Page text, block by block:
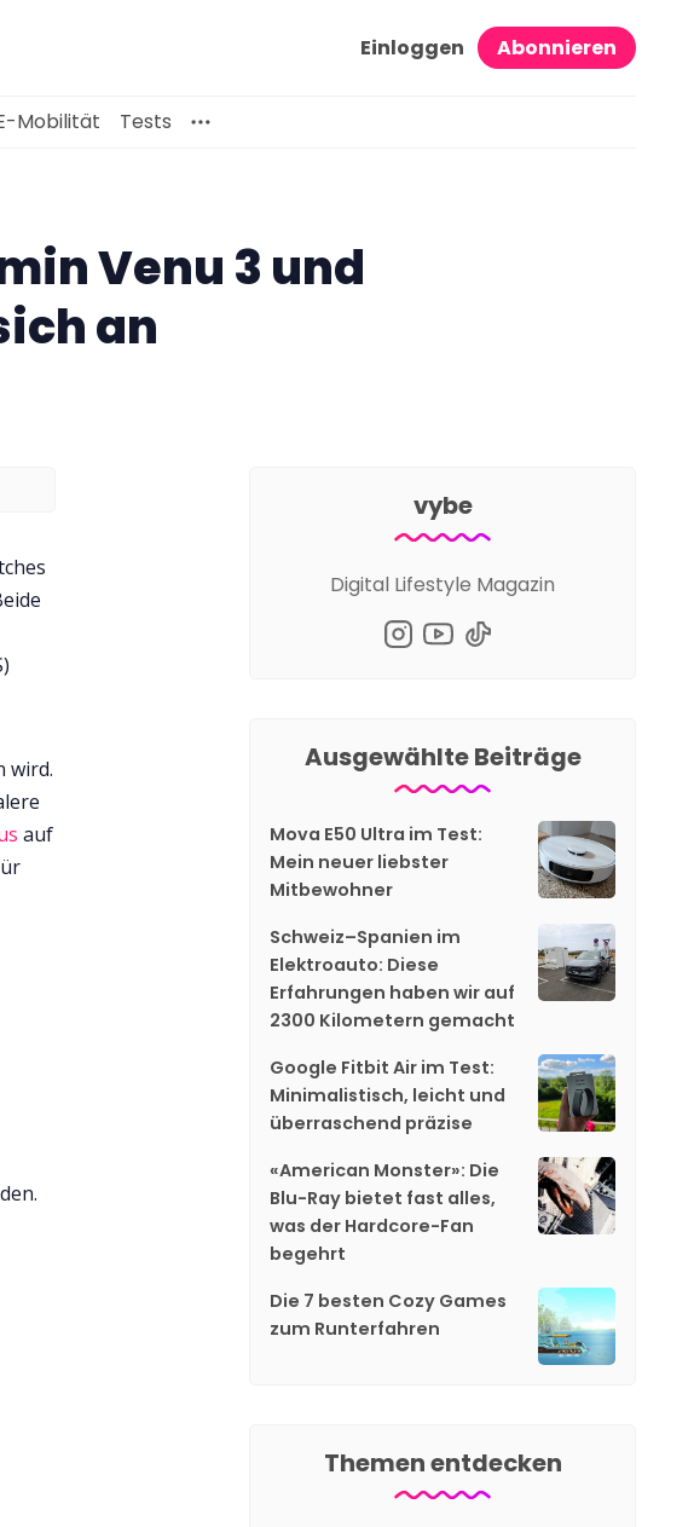
Einloggen Abonnieren
Mobilität Tests
Venu 3 und
an
wird.
auf
vybe
Digital Lifestyle Magazin
Ausgewählte Beiträge
Mova E50 Ultra im Test:
Mein neuer liebster
Mitbewohner
Schweiz–Spanien im
Elektroauto: Diese
Erfahrungen haben wir auf
2300 Kilometern gemacht
Google Fitbit Air im Test:
Minimalistisch, leicht und
überraschend präzise
«American Monster»: Die
Blu-Ray bietet fast alles,
was der Hardcore-Fan
begehrt
Die 7 besten Cozy Games
zum Runterfahren
Themen entdecken